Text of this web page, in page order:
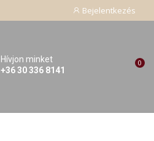
Bejelentkezés
Hívjon minket
+36 30 336 8141
0